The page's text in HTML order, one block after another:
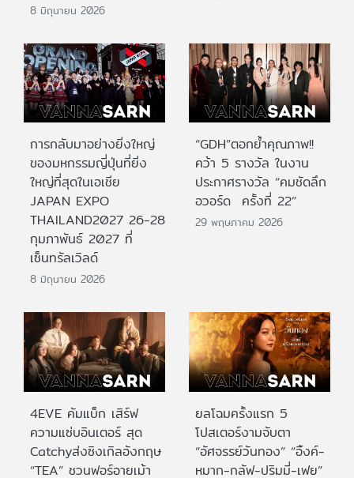
8 มิถุนายน 2026
การกลับมาอย่างยิ่งใหญ่
ของมหกรรมญี่ปุ่นที่ยิ่ง
ใหญ่ที่สุดในเอเชีย
JAPAN EXPO
THAILAND2027 26-28
กุมภาพันธ์ 2027 ที่
เซ็นทรัลเวิลด์
8 มิถุนายน 2026
“GDH”ตอกย้ำคุณภาพ!!
คว้า 5 รางวัล ในงาน
ประกาศรางวัล “คมชัดลึก
อวอร์ด ครั้งที่ 22”
29 พฤษภาคม 2026
4EVE คัมแบ็ก เสิร์ฟ
ความแซ่บอินเตอร์ สุด
Catchyส่งซิงเกิลอังกฤษ
“TEA” ชวนฟอร์อายเม้า
ยลโฉมครั้งแรก 5
โปสเตอร์งามจับตา
“อัศจรรย์วันทอง” “อิ้งค์-
หมาก-กลัฟ-ปริมมี่-เฟย”